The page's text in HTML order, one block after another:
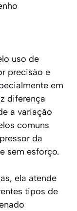
uso de
precisão e
em
diferença
a variação
comuns
da
sem esforço.
ela atende
tipos de